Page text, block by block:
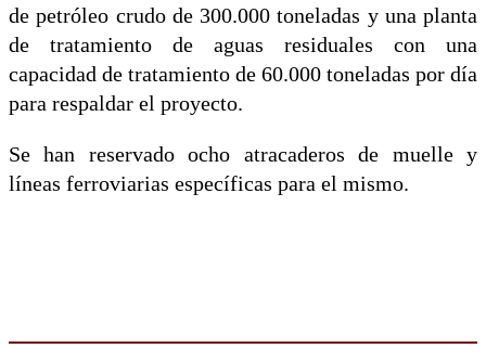
de petróleo crudo de 300.000 toneladas y una planta
de tratamiento de aguas residuales con una
capacidad de tratamiento de 60.000 toneladas por día
para respaldar el proyecto.
Se han reservado ocho atracaderos de muelle y
líneas ferroviarias específicas para el mismo.